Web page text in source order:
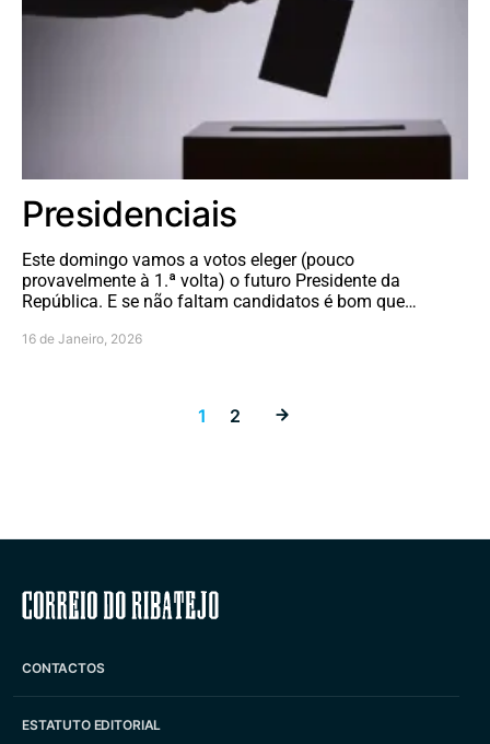
Presidenciais
Este domingo vamos a votos eleger (pouco
provavelmente à 1.ª volta) o futuro Presidente da
República. E se não faltam candidatos é bom que…
16 de Janeiro, 2026
Paginação
1 2
Correio do Ribatejo
CONTACTOS
ESTATUTO EDITORIAL